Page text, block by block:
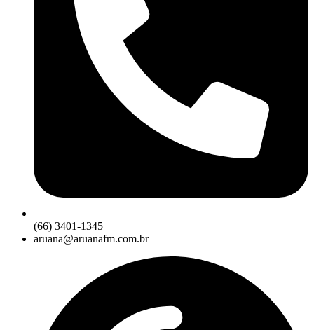
(66) 3401-1345
aruana@aruanafm.com.br